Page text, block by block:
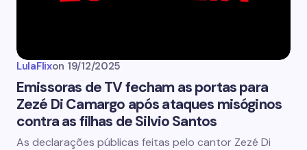
LulaFlixon 19/12/2025
Emissoras de TV fecham as portas para
Zezé Di Camargo após ataques misóginos
contra as filhas de Silvio Santos
As declarações públicas feitas pelo cantor Zezé Di